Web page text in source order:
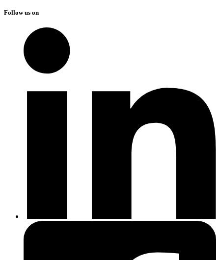
Follow us on